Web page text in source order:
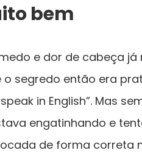
bem
e dor de cabeça
segredo então era
in English”. Mas
engatinhando e
de forma correta